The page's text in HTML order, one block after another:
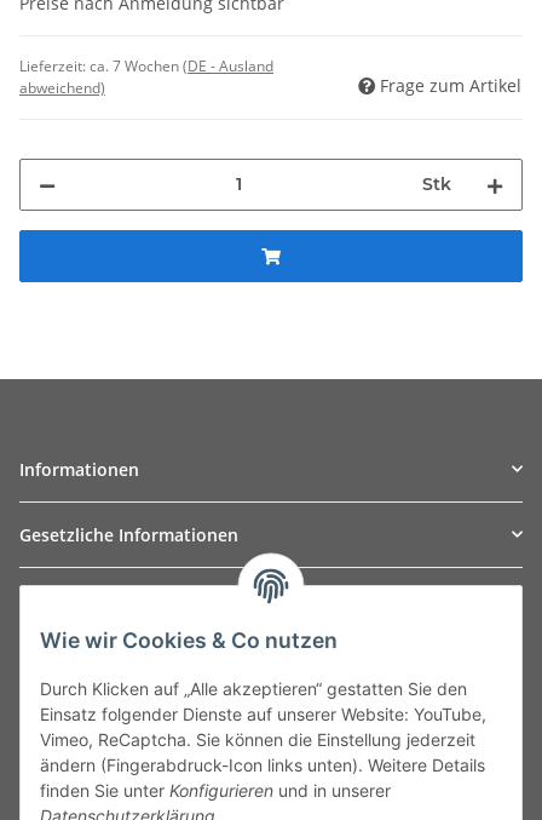
Lieferzeit:ca. 7 Wochen(DE - Ausland
abweichend)
Frage zum Artikel
Stk
Informationen
Gesetzliche Informationen
Leibnizstraße 2a
Germany
Phone:+49 40 5287270
Fax:+49 40 5281050
Email:sales@tow-automotive.de
Wie wir Cookies & Co nutzen
Durch Klicken auf „Alle akzeptieren“ gestatten Sie den
Einsatz folgender Dienste auf unserer Website: YouTube,
Vimeo, ReCaptcha. Sie können die Einstellung jederzeit
ändern (Fingerabdruck-Icon links unten). Weitere Details
finden Sie unter Konfigurieren und in unserer